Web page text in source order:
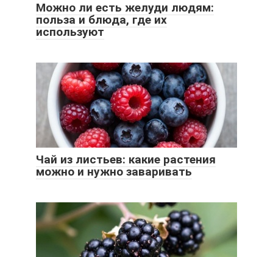
Можно ли есть желуди людям:
польза и блюда, где их
используют
Чай из листьев: какие растения
можно и нужно заваривать